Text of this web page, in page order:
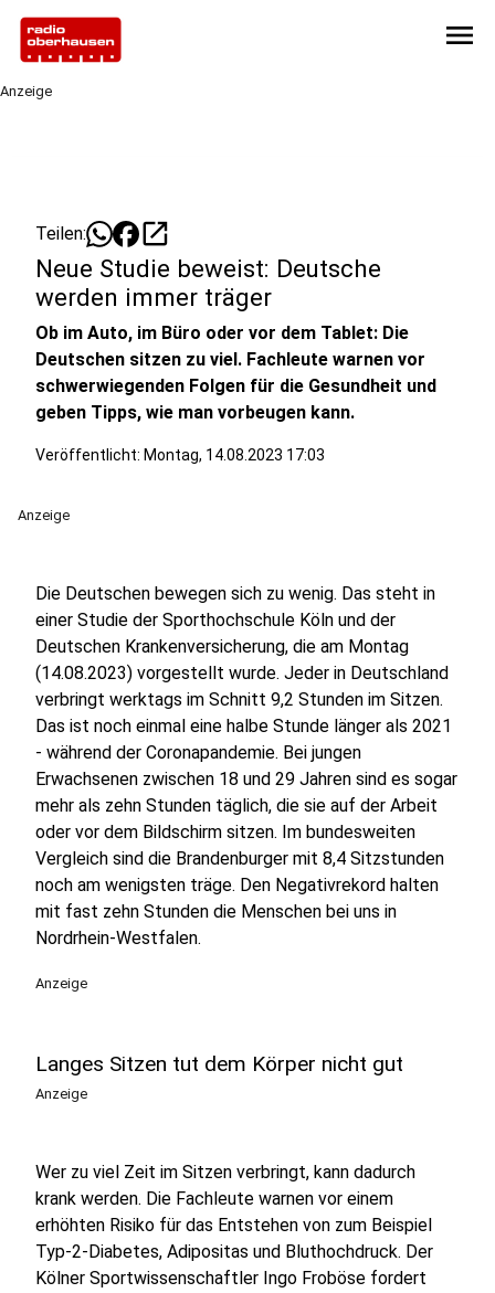
menu
Anzeige
Teilen: open_in_new
Neue Studie beweist: Deutsche
werden immer träger
Ob im Auto, im Büro oder vor dem Tablet: Die
Deutschen sitzen zu viel. Fachleute warnen vor
schwerwiegenden Folgen für die Gesundheit und
geben Tipps, wie man vorbeugen kann.
Veröffentlicht: Montag, 14.08.2023 17:03
Anzeige
Die Deutschen bewegen sich zu wenig. Das steht in
einer Studie der Sporthochschule Köln und der
Deutschen Krankenversicherung, die am Montag
(14.08.2023) vorgestellt wurde. Jeder in Deutschland
verbringt werktags im Schnitt 9,2 Stunden im Sitzen.
Das ist noch einmal eine halbe Stunde länger als 2021
- während der Coronapandemie. Bei jungen
Erwachsenen zwischen 18 und 29 Jahren sind es sogar
mehr als zehn Stunden täglich, die sie auf der Arbeit
oder vor dem Bildschirm sitzen. Im bundesweiten
Vergleich sind die Brandenburger mit 8,4 Sitzstunden
noch am wenigsten träge. Den Negativrekord halten
mit fast zehn Stunden die Menschen bei uns in
Nordrhein-Westfalen.
Anzeige
Langes Sitzen tut dem Körper nicht gut
Anzeige
Wer zu viel Zeit im Sitzen verbringt, kann dadurch
krank werden. Die Fachleute warnen vor einem
erhöhten Risiko für das Entstehen von zum Beispiel
Typ-2-Diabetes, Adipositas und Bluthochdruck. Der
Kölner Sportwissenschaftler Ingo Froböse fordert